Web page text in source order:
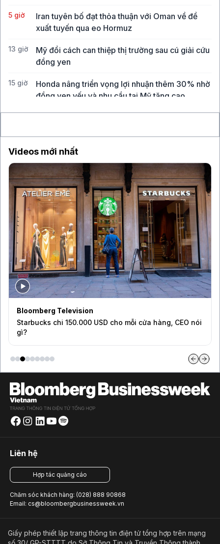
5 giờ
Iran tuyên bố đạt thỏa thuận với Oman về đề
xuất tuyến qua eo Hormuz
13 giờ
Mỹ đổi cách can thiệp thị trường sau cú giải cứu
đồng yen
15 giờ
Honda nâng triển vọng lợi nhuận thêm 30% nhờ
đồng yen yếu và nhu cầu tại Mỹ tăng cao
Videos mới nhất
Bloomberg Television
Starbucks chi 150.000 USD cho mỗi cửa hàng, CEO nói
gì?
Liên hệ
Hợp tác quảng cáo
Chăm sóc khách hàng: (028) 888 90868
Email: cs@bloombergbusinessweek.vn
Giấy phép thiết lập trang thông tin điện tử tổng hợp trên mạng